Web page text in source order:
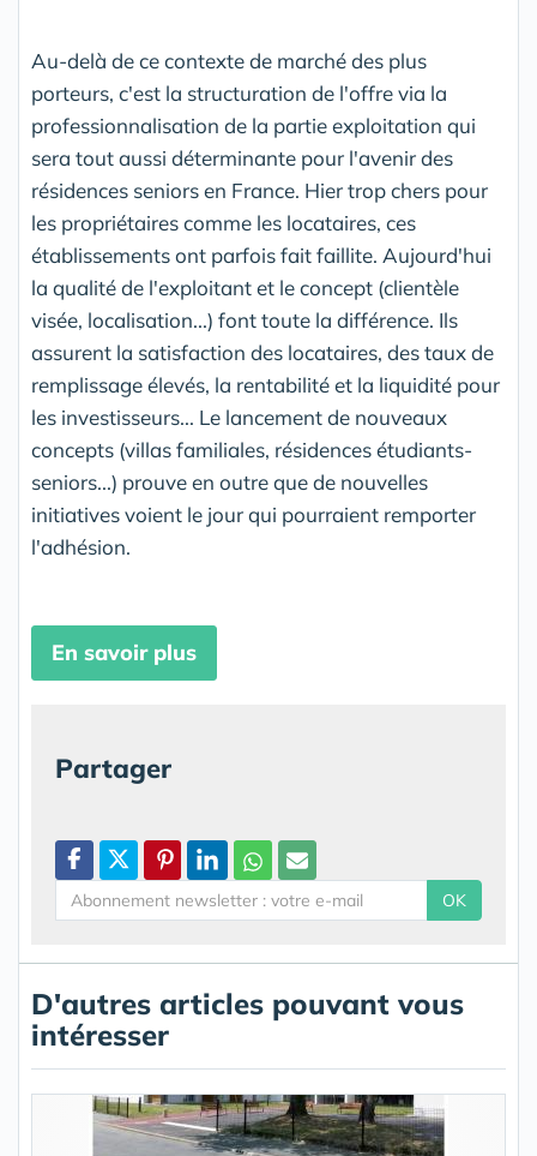
Au-delà de ce contexte de marché des plus
porteurs, c'est la structuration de l'offre via la
professionnalisation de la partie exploitation qui
sera tout aussi déterminante pour l'avenir des
résidences seniors en France. Hier trop chers pour
les propriétaires comme les locataires, ces
établissements ont parfois fait faillite. Aujourd'hui
la qualité de l'exploitant et le concept (clientèle
visée, localisation...) font toute la différence. Ils
assurent la satisfaction des locataires, des taux de
remplissage élevés, la rentabilité et la liquidité pour
les investisseurs... Le lancement de nouveaux
concepts (villas familiales, résidences étudiants-
seniors...) prouve en outre que de nouvelles
initiatives voient le jour qui pourraient remporter
l'adhésion.
En savoir plus
Partager
OK
D'autres articles pouvant vous
intéresser